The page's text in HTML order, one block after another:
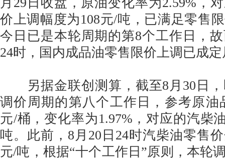
价上调幅度为108元/吨，已满足零售
今日已是本轮周期的第8个工作日，
24时，国内成品油零售限价上调已成
另据金联创测算，截至8月30日，
调价周期的第八个工作日，参考原油
元/桶，变化率为1.97%，对应的汽柴
吨。此前，8月20日24时汽柴油零售
元/吨，根据“十个工作日”原则，本轮